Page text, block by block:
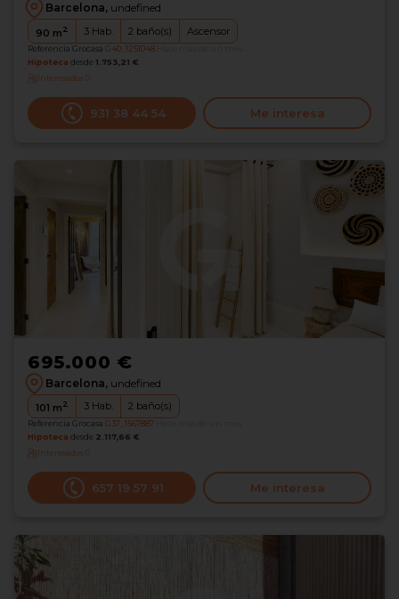
Barcelona, undefined
90 m2 3 Hab. 2 baño(s) Ascensor
Referencia Grocasa G40_1251048
Hipoteca desde 1.753,21 €
Interesados0
931 38 44 54 Me interesa
695.000 €
Barcelona, undefined
101 m2 3 Hab. 2 baño(s)
Referencia Grocasa G37_1567887
Hipoteca desde 2.117,66 €
Interesados0
‪657 19 57 91‬ Me interesa